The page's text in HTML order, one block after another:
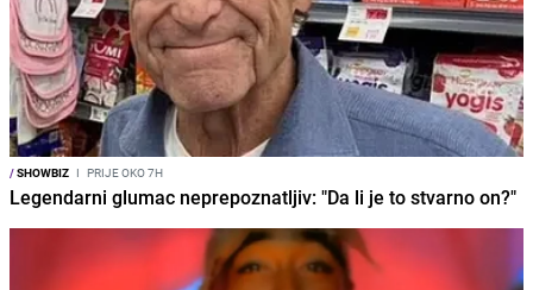
/SHOWBIZ I PRIJE OKO 7H
Legendarni glumac neprepoznatljiv: "Da li je to stvarno on?"